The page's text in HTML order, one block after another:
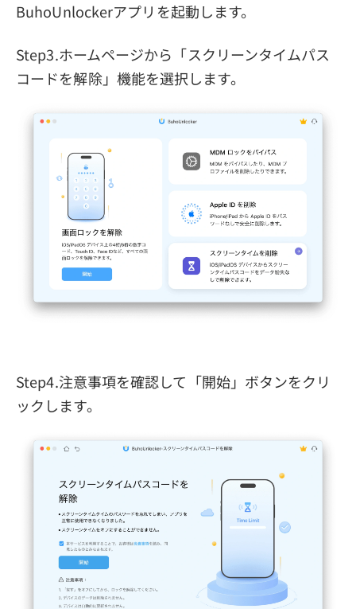
BuhoUnlockerアプリを起動します。
Step3.ホームページから「スクリーンタイムパス
コードを解除」機能を選択します。
Step4.注意事項を確認して「開始」ボタンをクリ
ックします。